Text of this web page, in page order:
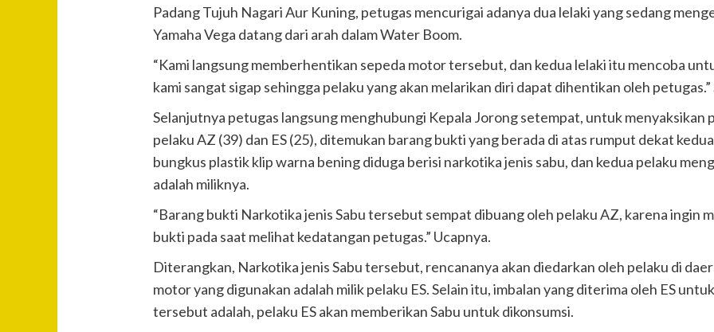
Padang Tujuh Nagari Aur Kuning, petugas mencurigai adanya dua lelaki yang sedang
Yamaha Vega datang dari arah dalam Water Boom.
“Kami langsung memberhentikan sepeda motor tersebut, dan kedua lelaki itu mencoba
kami sangat sigap sehingga pelaku yang akan melarikan diri dapat dihentikan oleh
Selanjutnya petugas langsung menghubungi Kepala Jorong setempat, untuk menyaksikan
pelaku AZ (39) dan ES (25), ditemukan barang bukti yang berada di atas rumput dekat
bungkus plastik klip warna bening diduga berisi narkotika jenis sabu, dan kedua pelaku
adalah miliknya.
“Barang bukti Narkotika jenis Sabu tersebut sempat dibuang oleh pelaku AZ, karena ingin
bukti pada saat melihat kedatangan petugas.” Ucapnya.
Diterangkan, Narkotika jenis Sabu tersebut, rencananya akan diedarkan oleh pelaku di
motor yang digunakan adalah milik pelaku ES. Selain itu, imbalan yang diterima oleh ES
tersebut adalah, pelaku ES akan memberikan Sabu untuk dikonsumsi.